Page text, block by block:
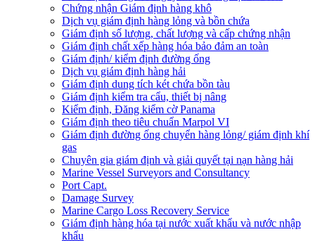
Chứng nhận Giám định hàng khô
Dịch vụ giám định hàng lỏng và bồn chứa
Giám định số lượng, chất lượng và cấp chứng nhận
Giám định chất xếp hàng hóa bảo đảm an toàn
Giám định/ kiểm định đường ống
Dịch vụ giám định hàng hải
Giám định dung tích két chứa bồn tàu
Giám định kiểm tra cẩu, thiết bị nâng
Kiểm định, Đăng kiểm cờ Panama
Giám định theo tiêu chuẩn Marpol VI
Giám định đường ống chuyển hàng lỏng/ giám định khí
gas
Chuyên gia giám định và giải quyết tại nạn hàng hải
Marine Vessel Surveyors and Consultancy
Port Capt.
Damage Survey
Marine Cargo Loss Recovery Service
Giám định hàng hóa tại nước xuất khẩu và nước nhập
khẩu